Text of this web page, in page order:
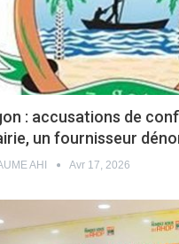
: accusations de
un fournisseur
AHI Avr 17, 2026